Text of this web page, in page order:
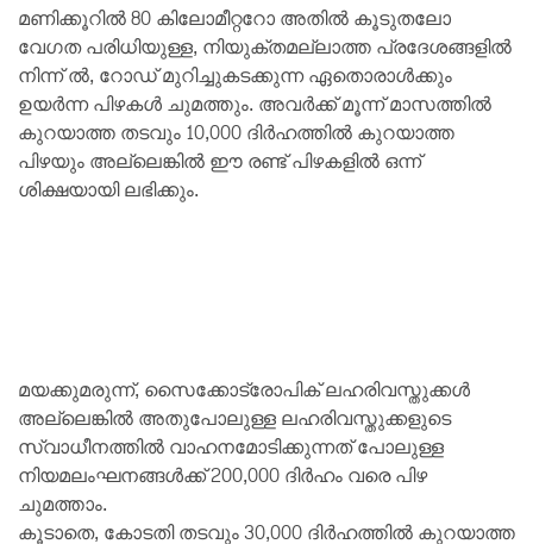
മണിക്കൂറിൽ 80 കിലോമീറ്ററോ അതിൽ കൂടുതലോ
വേഗത പരിധിയുള്ള, നിയുക്തമല്ലാത്ത പ്രദേശങ്ങളിൽ
നിന്ന് ൽ, റോഡ് മുറിച്ചുകടക്കുന്ന ഏതൊരാൾക്കും
ഉയർന്ന പിഴകൾ ചുമത്തും. അവർക്ക് മൂന്ന് മാസത്തിൽ
കുറയാത്ത തടവും 10,000 ദിർഹത്തിൽ കുറയാത്ത
പിഴയും അല്ലെങ്കിൽ ഈ രണ്ട് പിഴകളിൽ ഒന്ന്
ശിക്ഷയായി ലഭിക്കും.
മയക്കുമരുന്ന്, സൈക്കോട്രോപിക് ലഹരിവസ്തുക്കൾ
അല്ലെങ്കിൽ അതുപോലുള്ള ലഹരിവസ്തുക്കളുടെ
സ്വാധീനത്തിൽ വാഹനമോടിക്കുന്നത് പോലുള്ള
നിയമലംഘനങ്ങൾക്ക് 200,000 ദിർഹം വരെ പിഴ
ചുമത്താം.
കൂടാതെ, കോടതി തടവും 30,000 ദിർഹത്തിൽ കുറയാത്ത